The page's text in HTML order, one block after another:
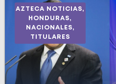
AZTECA NOTICIAS,
HONDURAS,
NACIONALES,
TITULARES